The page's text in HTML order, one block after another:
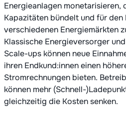
Energieanlagen monetarisieren,
Kapazitäten bündelt und für den
verschiedenen Energiemärkten
Klassische Energieversorger
Scale-ups können neue
ihren Endkund:innen einen
Stromrechnungen bieten.
können mehr (Schnell-
gleichzeitig die Kosten senken.